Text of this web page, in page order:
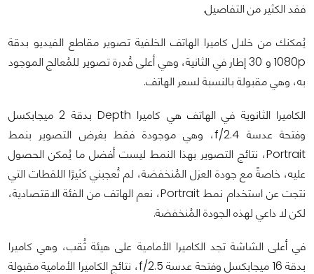
فقد الكثير من التفاصيل.
يُمكنك من خلال كاميرا الهاتف الخلفية تصوير مقاطع الفيديو بدقة
1080p و 30 إطار في الثانية، وهي أعلى قُدرة تصوير للمُعالج الموجود
به، وهي مقبولة بالنسبة لسعر الهاتف.
الكاميرا الثانوية في الهاتف هي كاميرا Depth بدقة 2 ميجابكسل
وفتحة عدسة f/2.4، وهي موجودة فقط بغرض التصوير بنمط
Portrait، نتائج التصوير بهذا النمط ليست أفضل ما يُمكن الحصول
عليه، خاصةً مع جودة العزل المُنخفضة، لم تُعجبني كثيرًا اللقطات التي
نتجت عن استخدام نمط Portrait، نعم الهاتف من الفئة الاقتصادية،
لكن لا داعي لهذه الجودة المُنخفضة.
في أعلى الشاشة تجد الكاميرا الأمامية على هيئة ثُقب، وهي كاميرا
بدقة 16 ميجابكسل وفتحة عدسة f/2.5، نتائج الكاميرا الأمامية مقبولة